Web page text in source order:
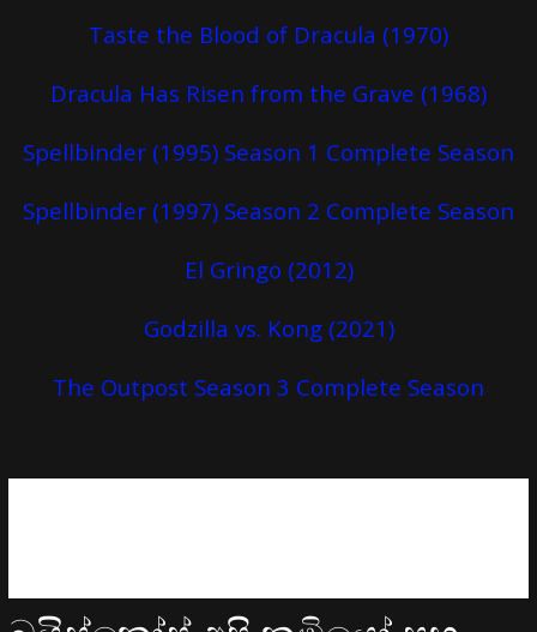
Taste the Blood of Dracula (1970)
Dracula Has Risen from the Grave (1968)
Spellbinder (1995) Season 1 Complete Season
Spellbinder (1997) Season 2 Complete Season
El Gringo (2012)
Godzilla vs. Kong (2021)
The Outpost Season 3 Complete Season